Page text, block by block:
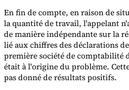
En fin de compte, en raison de
la quantité de travail, l'appelant
de manière indépendante sur la
lié aux chiffres des déclarations
première société de comptabilité
était à l'origine du problème.
pas donné de résultats positifs.